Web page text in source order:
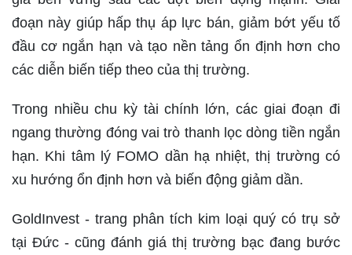
đoạn này giúp hấp thụ áp lực bán, giảm bớt yếu tố
đầu cơ ngắn hạn và tạo nền tảng ổn định hơn cho
các diễn biến tiếp theo của thị trường.
Trong nhiều chu kỳ tài chính lớn, các giai đoạn đi
ngang thường đóng vai trò thanh lọc dòng tiền ngắn
hạn. Khi tâm lý FOMO dần hạ nhiệt, thị trường có
xu hướng ổn định hơn và biến động giảm dần.
GoldInvest - trang phân tích kim loại quý có trụ sở
tại Đức - cũng đánh giá thị trường bạc đang bước